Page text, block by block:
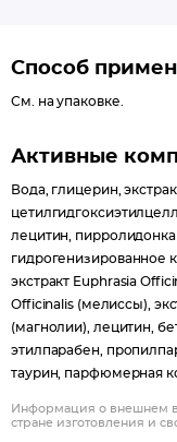
Способ
См. на упаковке.
Активные
Вода, глицерин,
лецитин,
гидрогенизированное
экстракт Euphrasia
Officinalis (мелиссы),
(магнолии), лецитин,
этилпарабен,
таурин, парфюмерная
Информация о внешнем
стране изготовления и